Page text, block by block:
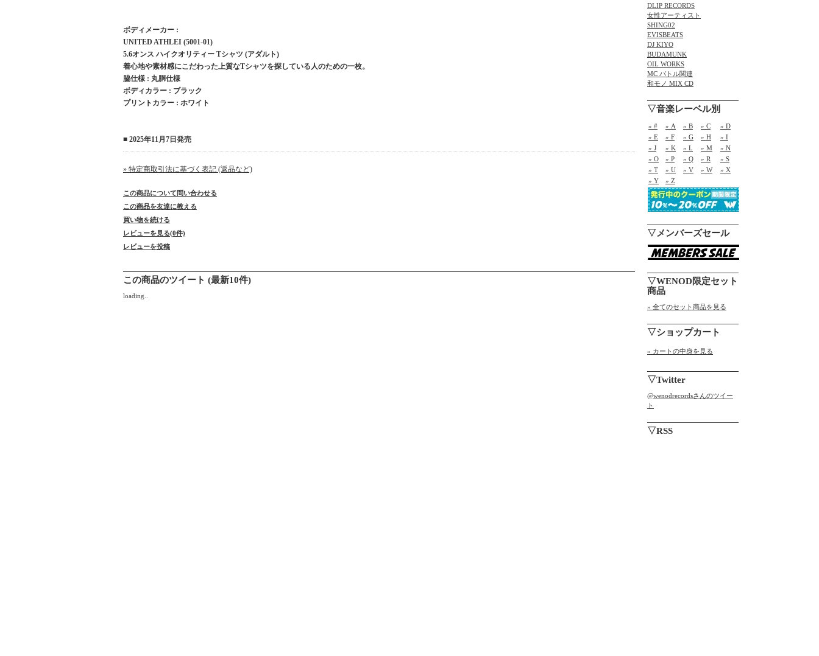
ボディメーカー :
UNITED ATHLEI (5001-01)
5.6オンス ハイクオリティー Tシャツ (アダルト)
着心地や素材感にこだわった上質なTシャツを探している人のための一枚。
脇仕様 : 丸胴仕様
ボディカラー : ブラック
プリントカラー : ホワイト
■ 2025年11月7日発売
» 特定商取引法に基づく表記 (返品など)
この商品について問い合わせる
この商品を友達に教える
買い物を続ける
レビューを見る(0件)
レビューを投稿
この商品のツイート (最新10件)
loading..
DLIP RECORDS
女性アーティスト
SHING02
EVISBEATS
DJ KIYO
BUDAMUNK
OIL WORKS
MC バトル関連
和モノ MIX CD
▽音楽レーベル別
» # » A » B » C
» D
» E
» F » G » H
» I
» J
» K » L » M
» N
» O
» P » Q » R
» S
» T
» U » V » W
» X
» Y
» Z
▽メンバーズセール
▽WENOD限定セット
商品
» 全てのセット商品を見る
▽ショップカート
» カートの中身を見る
▽Twitter
@wenodrecordsさんのツイー
ト
▽RSS